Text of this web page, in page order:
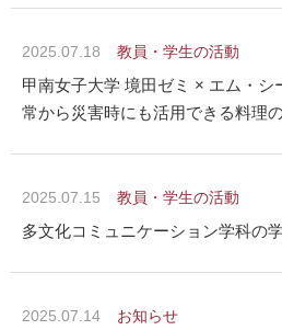
2025.07.18 教員・学生の活動
甲南女子大学 境田ゼミ × エム・
常から災害時にも活用できる料理
2025.07.15 教員・学生の活動
多文化コミュニケーション学科の
2025.07.14 お知らせ